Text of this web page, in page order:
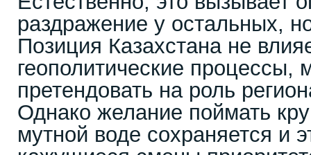
раздражение у остальных,
Позиция Казахстана не
геополитические
претендовать на роль
Однако желание поймать
мутной воде сохраняется и